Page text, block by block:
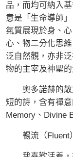
品，而均可納入
意是「生命導師
氣質展現於身、
心、物二分化思
泛自然觀，亦非
物的主宰及神聖的
奧多諾赫的散
短的詩，含有襌
Memory、Divine
暢流（Fluent）